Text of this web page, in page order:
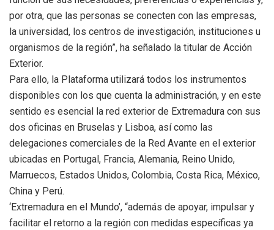
por otra, que las personas se conecten con las empresas,
la universidad, los centros de investigación, instituciones u
organismos de la región”, ha señalado la titular de Acción
Exterior.
Para ello, la Plataforma utilizará todos los instrumentos
disponibles con los que cuenta la administración, y en este
sentido es esencial la red exterior de Extremadura con sus
dos oficinas en Bruselas y Lisboa, así como las
delegaciones comerciales de la Red Avante en el exterior
ubicadas en Portugal, Francia, Alemania, Reino Unido,
Marruecos, Estados Unidos, Colombia, Costa Rica, México,
China y Perú.
‘Extremadura en el Mundo’, “además de apoyar, impulsar y
facilitar el retorno a la región con medidas específicas ya